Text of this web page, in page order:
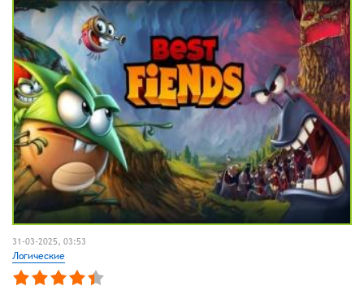
31-03-2025, 03:53
Логические